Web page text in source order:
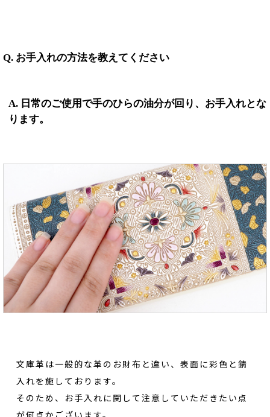
Q. お手入れの方法を教えてください
A. 日常のご使用で手のひらの油分が回り、お手入れとな
ります。
文庫革は一般的な革のお財布と違い、表面に彩色と錆
入れを施しております。
そのため、お手入れに関して注意していただきたい点